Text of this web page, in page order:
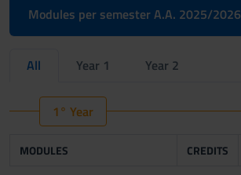
Modules per semester A.A. 2025/2026
All Year 1 Year 2
1° Year
MODULES CREDITS